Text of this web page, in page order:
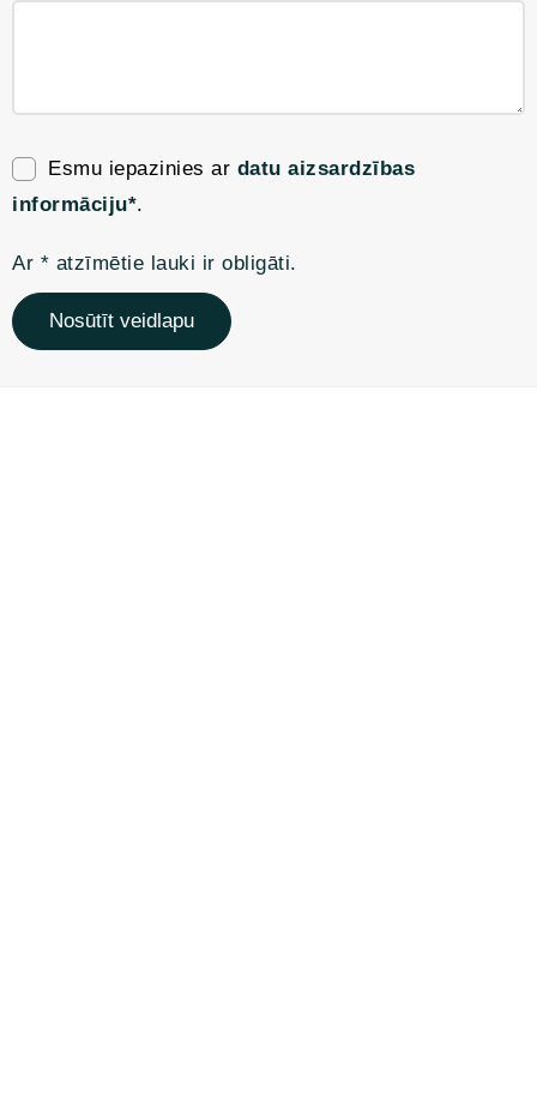
Esmu iepazinies ar datu aizsardzības
informāciju*.
Ar * atzīmētie lauki ir obligāti.
Nosūtīt veidlapu